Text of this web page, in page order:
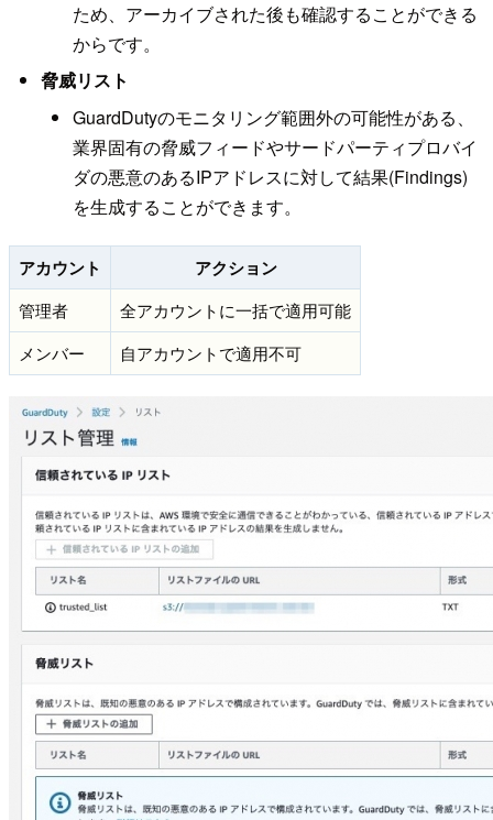
ため、アーカイブされた後も確認することができる
からです。
脅威リスト
GuardDutyのモニタリング範囲外の可能性がある、
業界固有の脅威フィードやサードパーティプロバイ
ダの悪意のあるIPアドレスに対して結果(Findings)
を生成することができます。
アカウント アクション
管理者
全アカウントに一括で適用可能
メンバー
自アカウントで適用不可